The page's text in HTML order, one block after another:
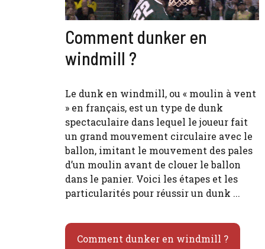
Comment dunker en
windmill ?
Le dunk en windmill, ou « moulin à vent
» en français, est un type de dunk
spectaculaire dans lequel le joueur fait
un grand mouvement circulaire avec le
ballon, imitant le mouvement des pales
d’un moulin avant de clouer le ballon
dans le panier. Voici les étapes et les
particularités pour réussir un dunk ...
Comment dunker en windmill ?